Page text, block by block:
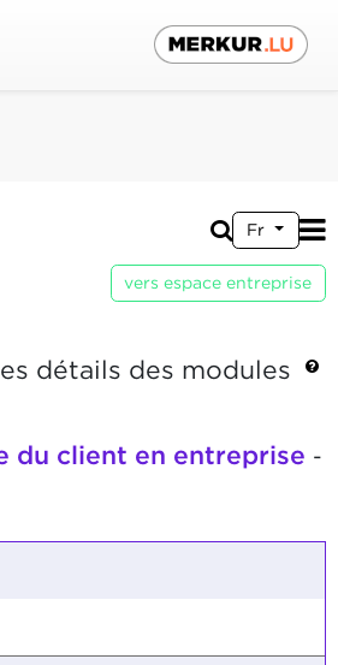
Fr
vers espace entreprise
détails des modules
du client en entreprise -